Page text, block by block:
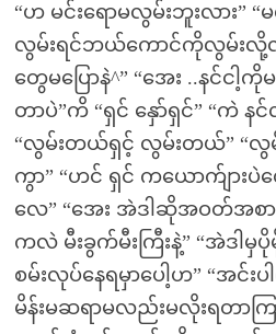
“ဟ မင်းရောမလွမ်းဘူးလား”
လွမ်းရင်ဘယ်ကောင်ကိုလွမ်းလို့လဲ
တွေမပြောနဲ^” “အေး ..နင်ငါ့
တာပဲ”ကိ “ရှင် နှော်ရှင်” “ကဲ န
“လွမ်းတယ်ရှင့် လွမ်းတယ်” “
ကွာ” “ဟင် ရှင် ကယောက်ျား
လေ” “အေး အဲဒါဆိုအဝတ်အစ
ကလဲ မီးခွက်မီးကြီးနဲ့” “အဲဒါမှ
စမ်းလုပ်နေရမှာပေါ့ဟ” “အင်းပ
မိန်းမဆရာမလည်းမလိုးရတာက